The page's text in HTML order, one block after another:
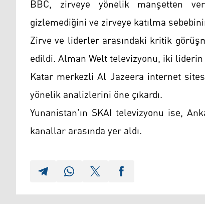
BBC, zirveye yönelik manşetten
gizlemediğini ve zirveye katılma
Zirve ve liderler arasındaki kritik
edildi. Alman Welt televizyonu, iki liderin
Katar merkezli Al Jazeera internet
yönelik analizlerini öne çıkardı.
Yunanistan'ın SKAI televizyonu ise,
kanallar arasında yer aldı.